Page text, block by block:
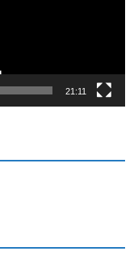
21:11